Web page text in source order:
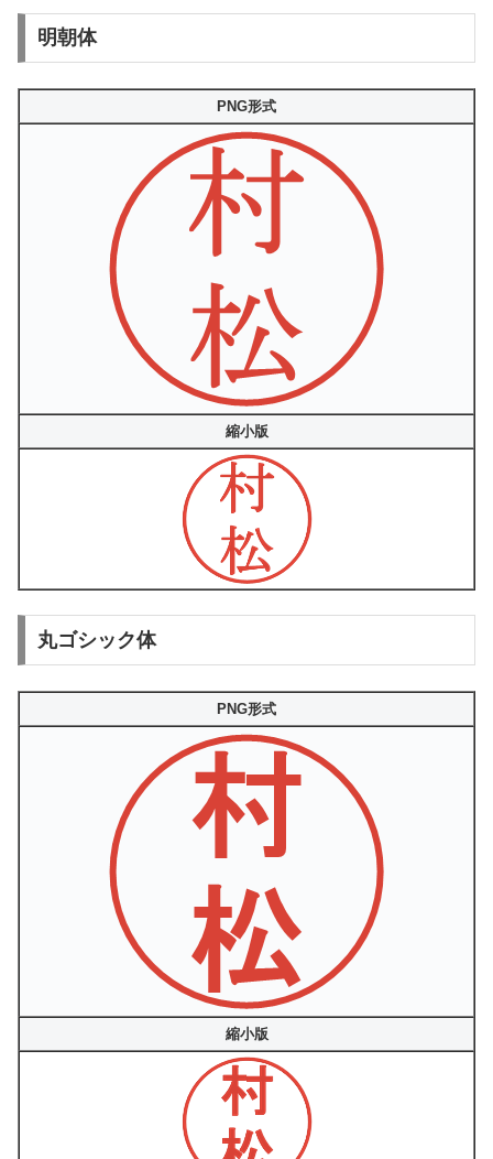
明朝体
PNG形式
縮小版
丸ゴシック体
PNG形式
縮小版